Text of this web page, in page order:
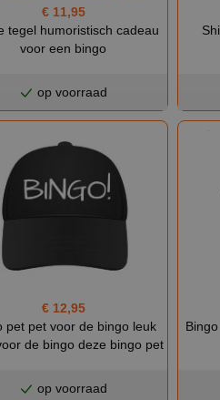
€ 11,95
tegel humoristisch cadeau
voor een bingo
op voorraad
€ 12,95
pet pet voor de bingo leuk
de bingo deze bingo pet
op voorraad